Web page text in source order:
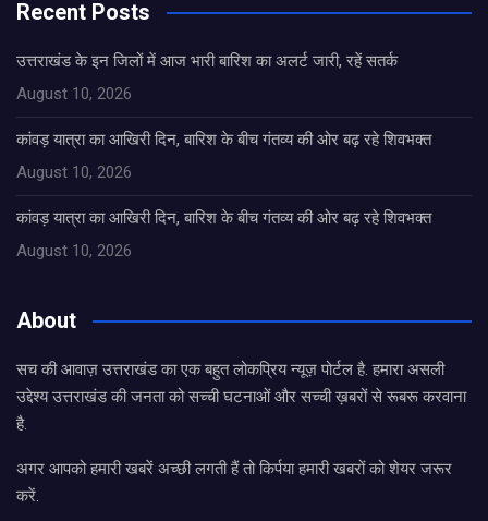
Recent Posts
उत्तराखंड के इन जिलों में आज भारी बारिश का अलर्ट जारी, रहें सतर्क
August 10, 2026
कांवड़ यात्रा का आखिरी दिन, बारिश के बीच गंतव्य की ओर बढ़ रहे शिवभक्त
August 10, 2026
कांवड़ यात्रा का आखिरी दिन, बारिश के बीच गंतव्य की ओर बढ़ रहे शिवभक्त
August 10, 2026
About
सच की आवाज़ उत्तराखंड का एक बहुत लोकप्रिय न्यूज़ पोर्टल है. हमारा असली
उद्देश्य उत्तराखंड की जनता को सच्ची घटनाओं और सच्ची ख़बरों से रूबरू करवाना
है.
अगर आपको हमारी खबरें अच्छी लगती हैं तो किर्पया हमारी खबरों को शेयर जरूर
करें.